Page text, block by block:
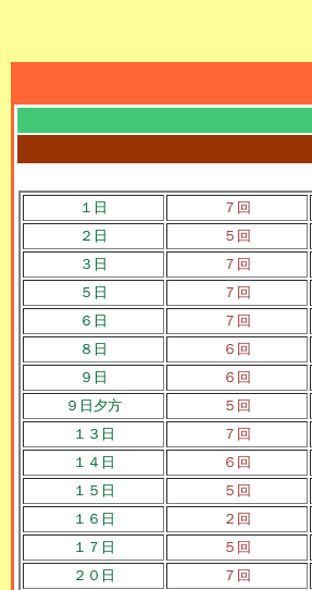
１日 ７回
２日
５回
３日
７回
５日
７回
６日
７回
８日
６回
９日
６回
９日夕方
５回
１３日
７回
１４日
６回
１５日
５回
１６日
２回
１７日
５回
２０日
７回